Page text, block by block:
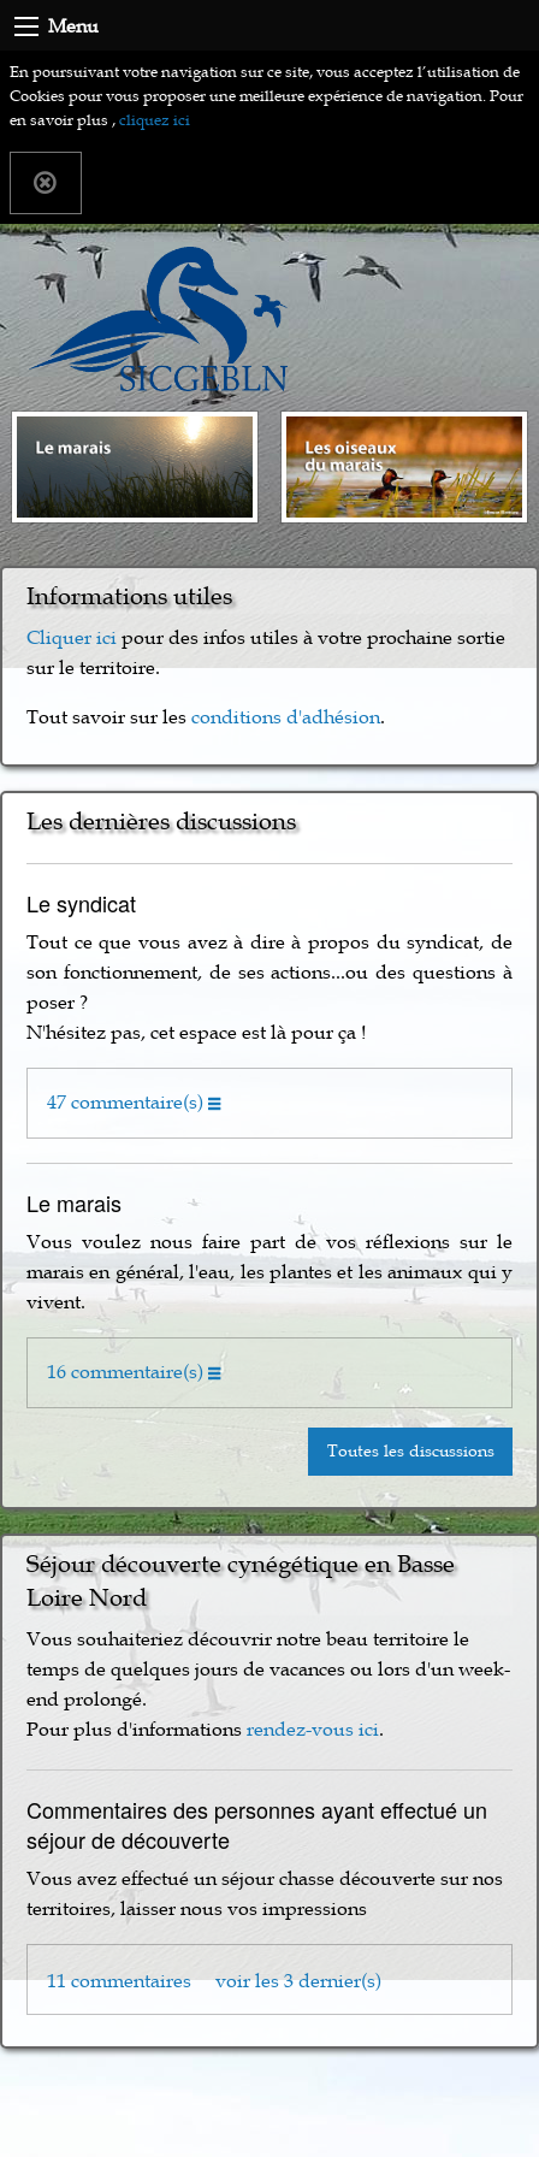
Menu
En poursuivant votre navigation sur ce site, vous acceptez l’utilisation de
Cookies pour vous proposer une meilleure expérience de navigation. Pour
en savoir plus ,cliquez ici
Informations utiles
Cliquer ici pour des infos utiles à votre prochaine sortie
sur le territoire.
Tout savoir sur les conditions d'adhésion.
Les dernières discussions
Le syndicat
Tout ce que vous avez à dire à propos du syndicat, de
son fonctionnement, de ses actions...ou des questions à
poser ?
N'hésitez pas, cet espace est là pour ça !
47 commentaire(s)
Le marais
Vous voulez nous faire part de vos réflexions sur le
marais en général, l'eau, les plantes et les animaux qui y
vivent.
16 commentaire(s)
Toutes les discussions
Séjour découverte cynégétique en Basse
Loire Nord
Vous souhaiteriez découvrir notre beau territoire le
temps de quelques jours de vacances ou lors d'un week-
end prolongé.
Pour plus d'informations rendez-vous ici.
Commentaires des personnes ayant effectué un
séjour de découverte
Vous avez effectué un séjour chasse découverte sur nos
territoires, laisser nous vos impressions
11 commentaires voir les 3 dernier(s)